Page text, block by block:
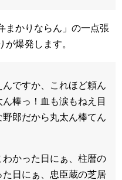
まかりならん」の一点張
が爆発します。
んですか、これほど頼ん
棒っ！血も涙もねえ目
郎だから丸太ん棒てん
かった日にぁ、柱暦の
日にぁ、忠臣蔵の芝居